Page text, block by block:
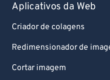
Aplicativos da Web
Criador de colagens
Redimensionador de
Cortar imagem